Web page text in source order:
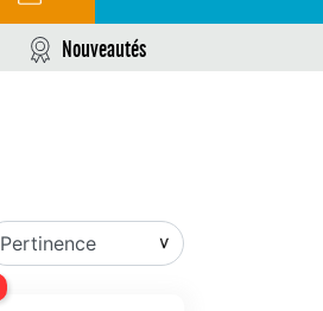
Nouveautés